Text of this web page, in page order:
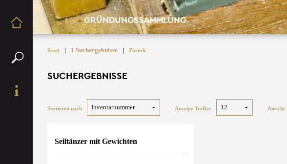
GRÜNDUNGSSAMMLUNG
Start | 1 Suchergebnisse | Zurück
SUCHERGEBNISSE
Sortieren nach Anzeige Treffer Ansicht
Seiltänzer mit Gewichten